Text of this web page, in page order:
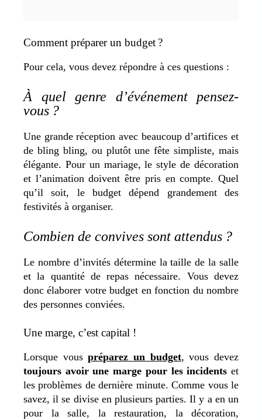
Comment préparer un budget ?
Pour cela, vous devez répondre à ces questions :
À quel genre d’événement pensez-
vous ?
Une grande réception avec beaucoup d’artifices et
de bling bling, ou plutôt une fête simpliste, mais
élégante. Pour un mariage, le style de décoration
et l’animation doivent être pris en compte. Quel
qu’il soit, le budget dépend grandement des
festivités à organiser.
Combien de convives sont attendus ?
Le nombre d’invités détermine la taille de la salle
et la quantité de repas nécessaire. Vous devez
donc élaborer votre budget en fonction du nombre
des personnes conviées.
Une marge, c’est capital !
Lorsque vouspréparez un budget, vous devez
toujours avoir une marge pour les incidents et
les problèmes de dernière minute. Comme vous le
savez, il se divise en plusieurs parties. Il y a en un
pour la salle, la restauration, la décoration,